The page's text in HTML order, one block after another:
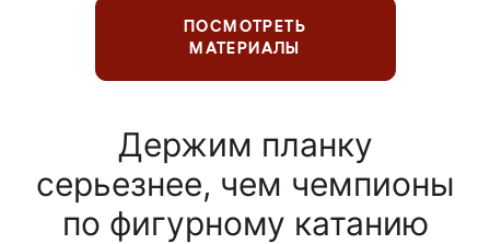
ПОСМОТРЕТЬ
МАТЕРИАЛЫ
Держим планку
серьезнее, чем чемпионы
по фигурному катанию